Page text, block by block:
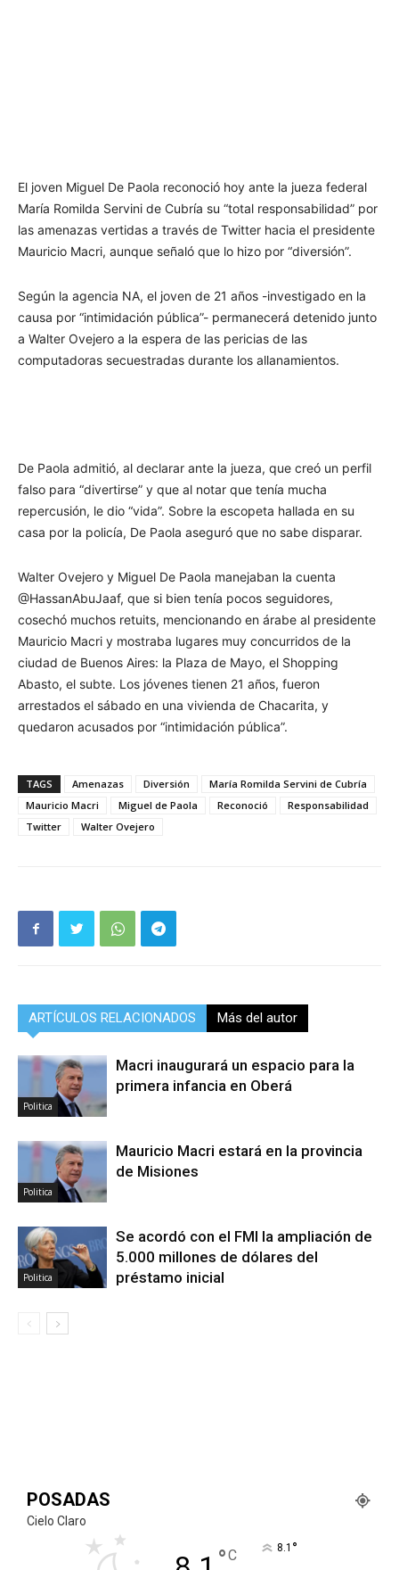
El joven Miguel De Paola reconoció hoy ante la jueza federal
María Romilda Servini de Cubría su “total responsabilidad” por
las amenazas vertidas a través de Twitter hacia el presidente
Mauricio Macri, aunque señaló que lo hizo por “diversión”.
Según la agencia NA, el joven de 21 años -investigado en la
causa por “intimidación pública”- permanecerá detenido junto
a Walter Ovejero a la espera de las pericias de las
computadoras secuestradas durante los allanamientos.
De Paola admitió, al declarar ante la jueza, que creó un perfil
falso para “divertirse” y que al notar que tenía mucha
repercusión, le dio “vida”. Sobre la escopeta hallada en su
casa por la policía, De Paola aseguró que no sabe disparar.
Walter Ovejero y Miguel De Paola manejaban la cuenta
@HassanAbuJaaf, que si bien tenía pocos seguidores,
cosechó muchos retuits, mencionando en árabe al presidente
Mauricio Macri y mostraba lugares muy concurridos de la
ciudad de Buenos Aires: la Plaza de Mayo, el Shopping
Abasto, el subte. Los jóvenes tienen 21 años, fueron
arrestados el sábado en una vivienda de Chacarita, y
quedaron acusados por “intimidación pública”.
TAGS Amenazas Diversión
María Romilda Servini de Cubría
Mauricio Macri
Miguel de Paola Reconoció
Responsabilidad
Twitter
Walter Ovejero
ARTÍCULOS RELACIONADOS Más del autor
Politica
Macri inaugurará un espacio para la
primera infancia en Oberá
Politica
Mauricio Macri estará en la provincia
de Misiones
Politica
Se acordó con el FMI la ampliación de
5.000 millones de dólares del
préstamo inicial
POSADAS
Cielo Claro
°C 8.1 °